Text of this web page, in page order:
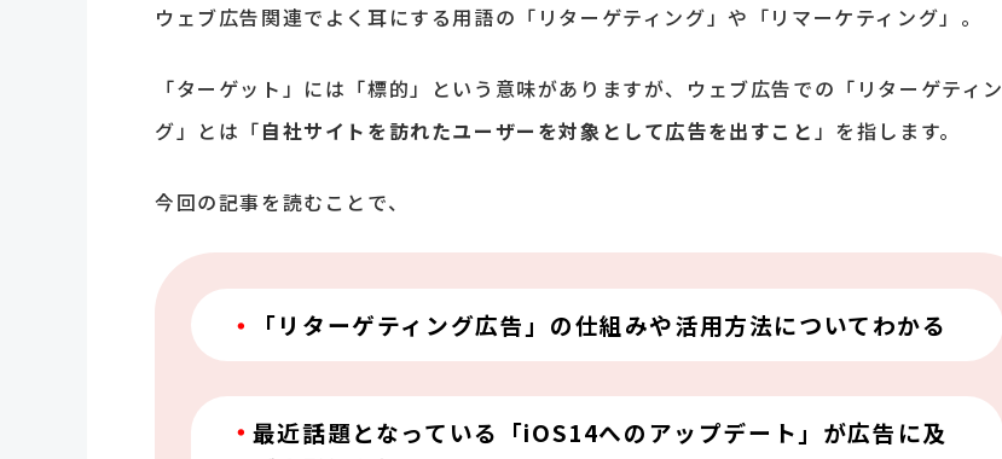
ウェブ広告関連でよく耳にする用語の「リターゲティング」や「リマーケティング」。
「ターゲット」には「標的」という意味がありますが、ウェブ広告での「リターゲティン
グ」とは「自社サイトを訪れたユーザーを対象として広告を出すこと」を指します。
今回の記事を読むことで、
「リターゲティング広告」の仕組みや活用方法についてわかる
最近話題となっている「iOS14へのアップデート」が広告に及